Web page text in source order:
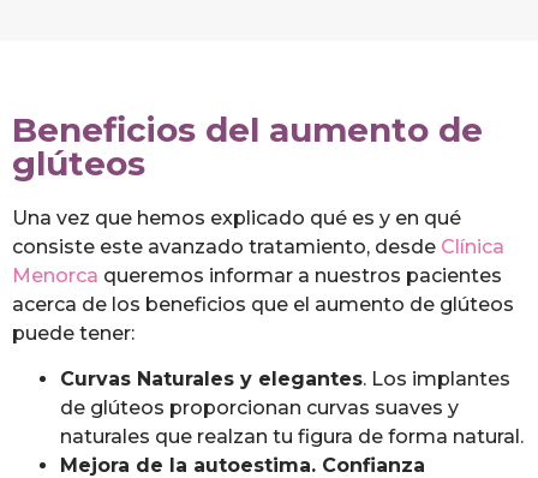
Beneficios del aumento de
glúteos
Una vez que hemos explicado qué es y en qué
consiste este avanzado tratamiento, desde Clínica
Menorca queremos informar a nuestros pacientes
acerca de los beneficios que el aumento de glúteos
puede tener:
Curvas Naturales y elegantes. Los implantes
de glúteos proporcionan curvas suaves y
naturales que realzan tu figura de forma natural.
Mejora de la autoestima. Confianza